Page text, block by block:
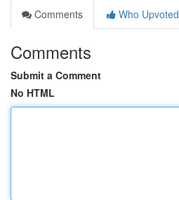
Comments
Who Upvoted
Comments
Submit a Comment
No HTML